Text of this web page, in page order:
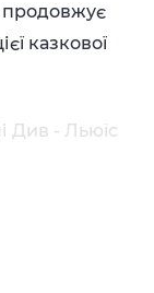
продов­жує
казкової
Див - Льюїс